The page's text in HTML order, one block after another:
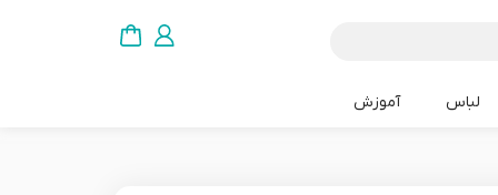
لباس آموزش